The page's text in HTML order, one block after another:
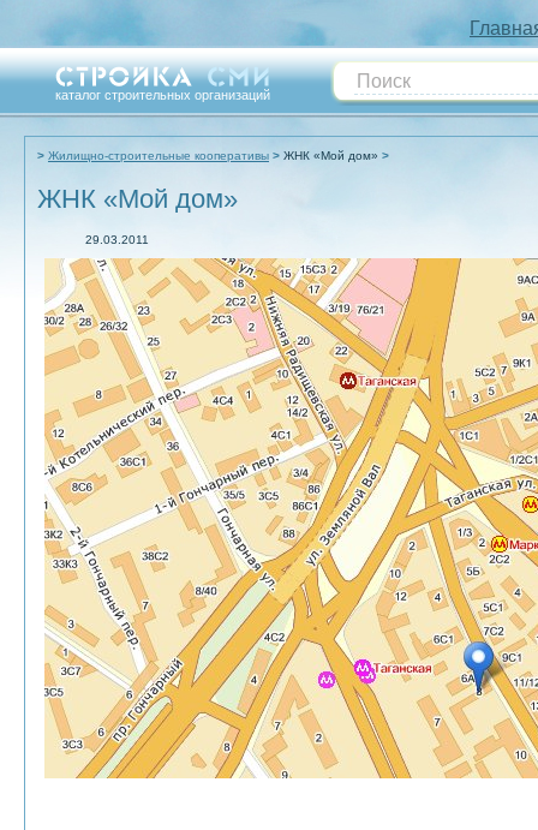
каталог строительных организаций
Жилищно-строительные кооперативы ЖНК «Мой дом»
ЖНК «Мой дом»
29.03.2011